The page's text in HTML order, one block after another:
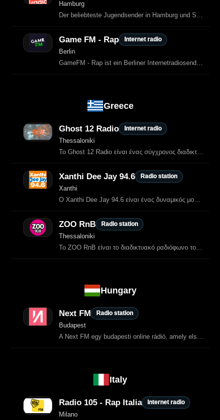
Hamburg
Der beliebteste Jugendsender in Hamburg und Schleswig-Holstein.
Game FM - Rap Internet radio
Berlin
GameFM - Rap ist ein Berliner Internetradiosender auf der Laut.fm-Plattform
Greece
Ghost 12 Radio Internet radio
Thessaloniki
Το Ghost 12 Radio είναι ένας σύγχρονος διαδικτυακός ραδιοφωνικός σταθμός με έδρα τη Θεσσαλονίκη, αφιερωμένος αποκλειστικά…
Xanthi Dee Jay 94.6 Radio station
Xanthi
Ο Xanthi Dee Jay 94.6 είναι ένας δυναμικός μουσικός σταθμός από την Ξάνθη, με ηλεκτρονική μουσική, hip‑hop, pop, RnB και techno…
ZOO RnB Radio station
Thessaloniki
Το ZOO RnB είναι το διαδικτυακό ραδιόφωνο του Zoo 90.8 και μεταδίδει αποκλειστικά trap, RnB και hip‑hop μουσική, 24 ώρες το 24ωρο.
Hungary
Next FM Radio station
Budapest
A Next FM egy budapesti online rádió, amely elsősorban R’n’B zenéket sugároz.
Italy
Radio 105 - Rap Italia Internet radio
Milano